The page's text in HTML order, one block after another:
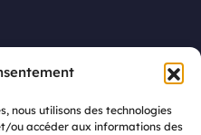
nous utilisons des technologies
ou accéder aux informations des